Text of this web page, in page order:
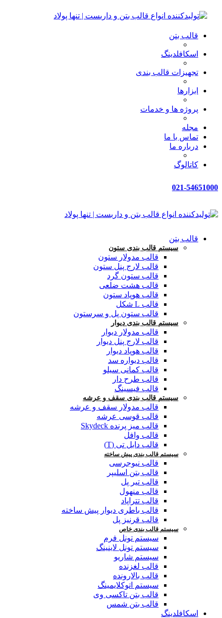
قالب بتن
اسکافلدینگ
تجهیزات قالب بندی
ابزارها
پروژه ها و خدمات
مجله
تماس با ما
درباره ما
کاتالوگ
021-54651000
قالب بتن
سیستم قالب بندی ستون
قالب مدولار ستون
قالب لارج پنل ستون
قالب ستون گرد
قالب هشت ضلعی
قالب هوپاد ستون
قالب L شکل
قالب ستون پل و سرستون
سیستم قالب بندی دیوار
قالب مدولار دیوار
قالب لارج پنل دیوار
قالب هوپاد دیوار
قالب دیواره سد
قالب کمانی سیلو
قالب طرح دار
قالب فیسینگ
سیستم قالب بندی سقف و عرشه
قالب مدولار سقف و عرشه
قالب قوسی عرشه
قالب میز پرنده Skydeck
قالب وافل
قالب دابل تی (T)
سیستم قالب بندی پیش ساخته
قالب نیوجرسی
قالب بتن اسلیپر
قالب تیر پل
قالب منهول
قالب تتراپاد
قالب باطری دیوار پیش ساخته
قالب قرنیز پل
سیستم قالب بندی خاص
سیستم تونل فرم
سیستم تونل لاینینگ
سیستم شاریو
قالب لغزنده
قالب بالارونده
سیستم اتوکلایمینگ
قالب بتن تاکسی وی
قالب بتن شمس
اسکافلدینگ